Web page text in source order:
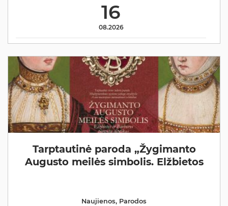
16
08.2026
Tarptautinė paroda „Žygimanto
Augusto meilės simbolis. Elžbietos
Naujienos, Parodos